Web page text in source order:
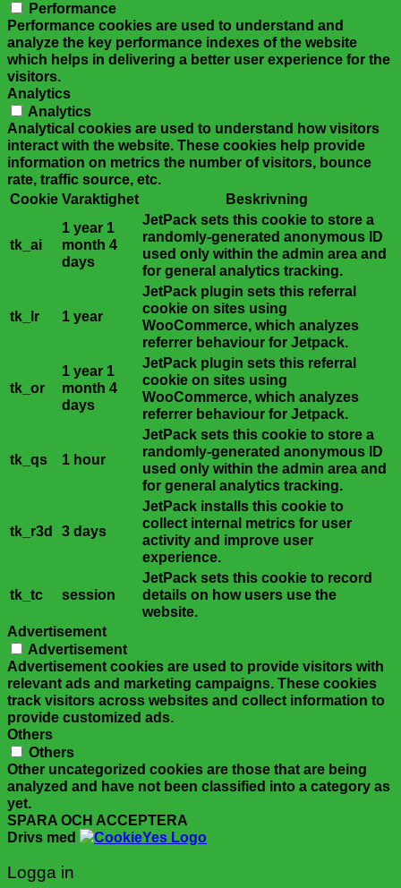
Performance
Performance cookies are used to understand and
analyze the key performance indexes of the website
which helps in delivering a better user experience for the
visitors.
Analytics
Analytics
Analytical cookies are used to understand how visitors
interact with the website. These cookies help provide
information on metrics the number of visitors, bounce
rate, traffic source, etc.
Cookie Varaktighet Beskrivning
tk_ai
1 year 1
month 4
days
JetPack sets this cookie to store a
randomly-generated anonymous ID
used only within the admin area and
for general analytics tracking.
tk_lr 1 year
JetPack plugin sets this referral
cookie on sites using
WooCommerce, which analyzes
referrer behaviour for Jetpack.
tk_or
1 year 1
month 4
days
JetPack plugin sets this referral
cookie on sites using
WooCommerce, which analyzes
referrer behaviour for Jetpack.
tk_qs 1 hour
JetPack sets this cookie to store a
randomly-generated anonymous ID
used only within the admin area and
for general analytics tracking.
tk_r3d 3 days
JetPack installs this cookie to
collect internal metrics for user
activity and improve user
experience.
tk_tc session
JetPack sets this cookie to record
details on how users use the
website.
Advertisement
Advertisement
Advertisement cookies are used to provide visitors with
relevant ads and marketing campaigns. These cookies
track visitors across websites and collect information to
provide customized ads.
Others
Others
Other uncategorized cookies are those that are being
analyzed and have not been classified into a category as
yet.
SPARA OCH ACCEPTERA
Drivs med
Logga in